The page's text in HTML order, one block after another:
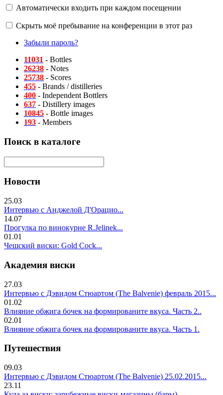
Автоматически входить при каждом посещении
Скрыть моё пребывание на конференции в этот раз
Забыли пароль?
11031 - Bottles
26238 - Notes
25738 - Scores
455 - Brands / distilleries
400 - Independent Bottlers
637 - Distillery images
10845 - Bottle images
193 - Members
Поиск в каталоге
Новости
25.03
Интервью с Анджелой Д'Орацио...
14.07
Прогулка по винокурне R.Jelinek...
01.01
Чешский виски: Gold Cock...
Академия виски
27.03
Интервью с Дэвидом Стюартом (The Balvenie) февраль 2015...
01.02
Влияние обжига бочек на формированите вкуса. Часть 2..
02.01
Влияние обжига бочек на формированите вкуса. Часть 1.
Путешествия
09.03
Интервью с Дэвидом Стюартом (The Balvenie) 25.02.2015...
23.11